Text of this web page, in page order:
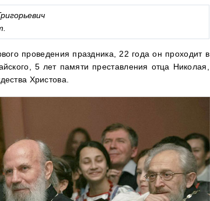
.
проведения праздника, 22 года он проходит в
5 лет памяти преставления отца Николая,
Христова.